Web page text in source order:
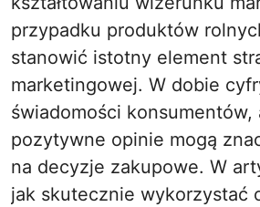
przypadku produktów
stanowić istotny element
marketingowej. W dobie
świadomości
pozytywne opinie mogą
na decyzje zakupowe. W
jak skutecznie wykorzystać